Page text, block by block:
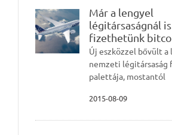
Már a lengyel
légitársaságnál is
fizethetünk
Új eszközzel bővült a
nemzeti légitársaság
palettája, mostantól
2015-08-09